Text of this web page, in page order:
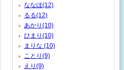
ななほ(12)
るる(12)
あかり(10)
ひまり(10)
まりな (10)
ことり(9)
えり(9)